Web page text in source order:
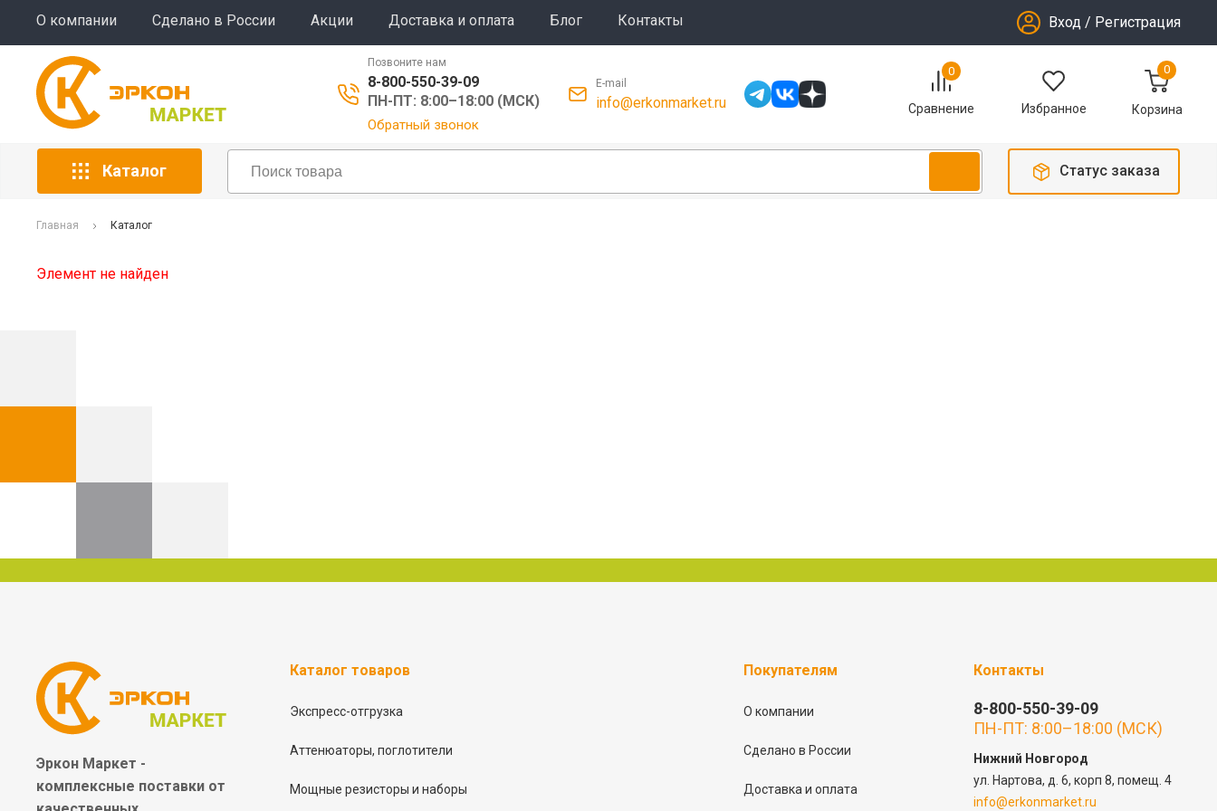
О компании Сделано в России Акции Доставка и оплата Блог Контакты Вход / Регистрация
Позвоните нам
8-800-550-39-09
ПН-ПТ: 8:00–18:00 (МСК)
Обратный звонок
E-mail
info@erkonmarket.ru
0
Сравнение Избранное
0
Корзина
Каталог Статус заказа
Главная Каталог
Элемент не найден
Эркон Маркет -
комплексные поставки от
Каталог товаров
Экспресс-отгрузка
Аттенюаторы, поглотители
Мощные резисторы и наборы
Покупателям
О компании
Сделано в России
Доставка и оплата
Контакты
8-800-550-39-09
ПН-ПТ: 8:00–18:00 (МСК)
Нижний Новгород
ул. Нартова, д. 6, корп 8, помещ. 4
info@erkonmarket.ru